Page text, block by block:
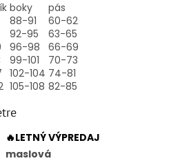
boky
pás
88-91
60-62
92-95
63-65
96-98
66-69
99-101
70-73
102-104 74-81
105-108 82-85
🔥LETNÝ VÝPREDAJ
maslová